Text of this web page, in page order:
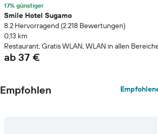
17% günstiger
Smile Hotel Sugamo
8.2 Hervorragend (2.218 Bewertungen)
0,13 km
Restaurant, Gratis WLAN, WLAN in allen
ab 37 €
Empfohlen